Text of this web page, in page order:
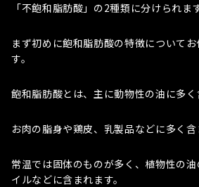
「不飽和脂肪酸」の2種類に分けられます
まず初めに飽和脂肪酸の特徴について
す。
飽和脂肪酸とは、主に動物性の油に多く
お肉の脂身や鶏皮、乳製品などに多く含
常温では固体のものが多く、植物性の
イルなどに含まれます。